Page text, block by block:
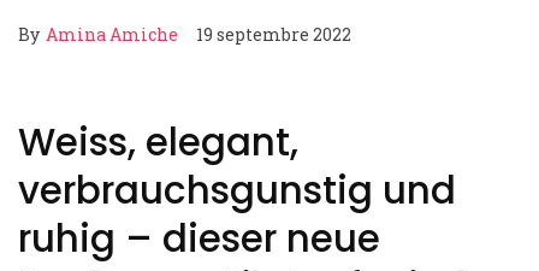
By Amina Amiche 19 septembre 2022
Weiss, elegant,
verbrauchsgunstig und
ruhig – dieser neue